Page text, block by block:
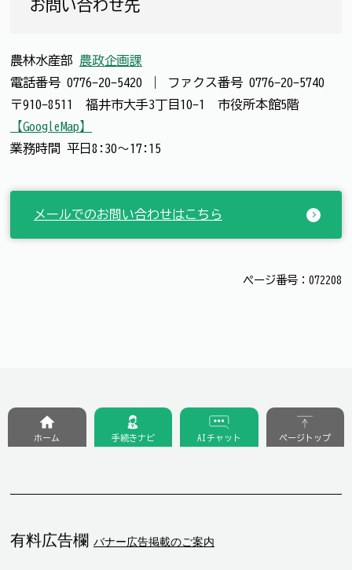
お問い合わせ先
農林水産部 農政企画課
電話番号 0776-20-5420 ファクス番号 0776-20-5740
〒910-8511 福井市大手3丁目10-1 市役所本館5階
【GoogleMap】
業務時間 平日8:30～17:15
メールでのお問い合わせはこちら
ページ番号：072208
有料広告欄 バナー広告掲載のご案内
ホーム 手続きナビ AIチャット ページトップ